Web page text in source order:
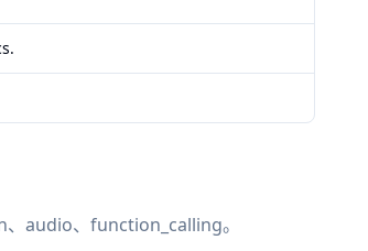
audio、function_calling。